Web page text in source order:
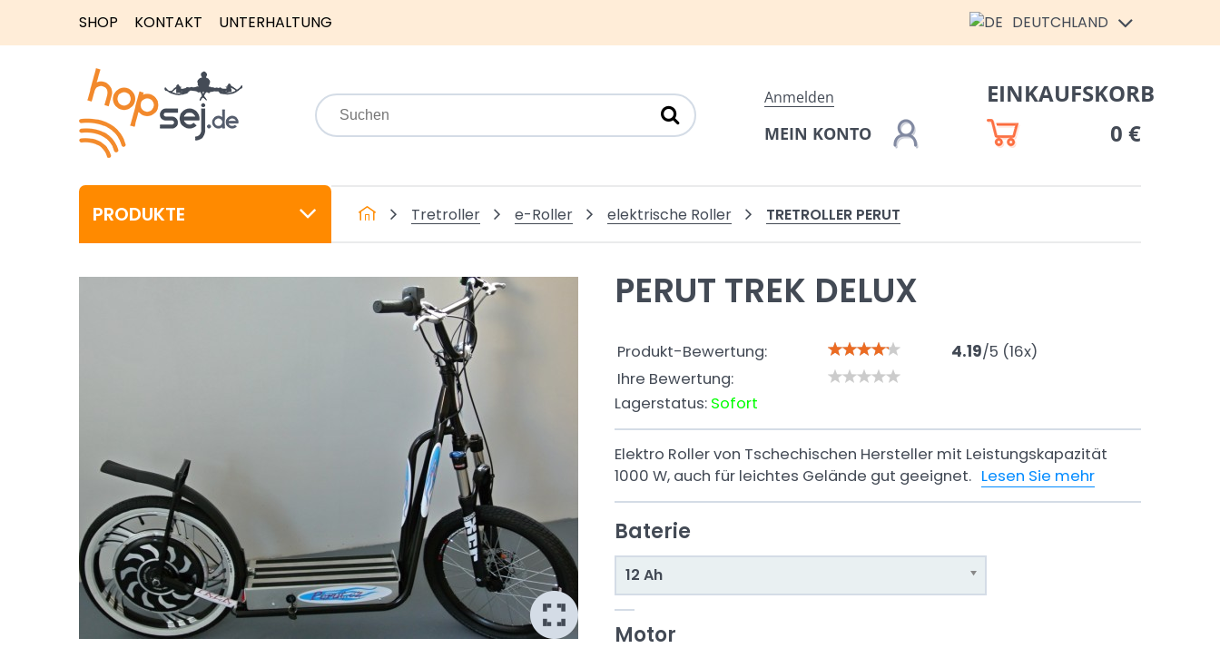
SHOP KONTAKT UNTERHALTUNG DEUTCHLAND
Anmelden
MEIN KONTO
EINKAUFSKORB
0 €
PRODUKTE Tretroller e-Roller elektrische Roller TRETROLLER PERUT
PERUT TREK DELUX
Produkt-Bewertung: 4.19/5 (16x)
Ihre Bewertung:
Lagerstatus: Sofort
Elektro Roller von Tschechischen Hersteller mit Leistungskapazität
1000 W, auch für leichtes Gelände gut geeignet. Lesen Sie mehr
Baterie
12 Ah
Motor